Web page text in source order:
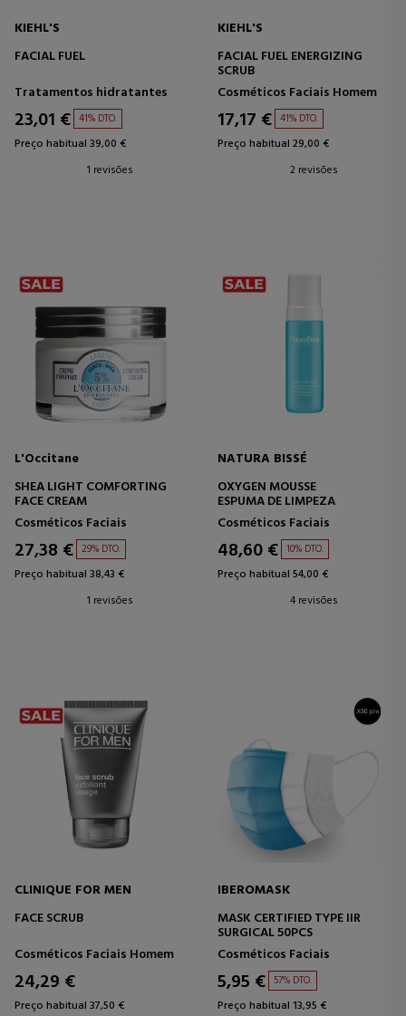
KIEHL'S
FACIAL FUEL
Tratamentos hidratantes
23,01 € 41% DTO.
Preço habitual 39,00 €
1 revisões
KIEHL'S
FACIAL FUEL ENERGIZING
SCRUB
Cosméticos Faciais Homem
17,17 € 41% DTO.
Preço habitual 29,00 €
2 revisões
L'Occitane
SHEA LIGHT COMFORTING
FACE CREAM
Cosméticos Faciais
27,38 € 29% DTO.
Preço habitual 38,43 €
1 revisões
NATURA BISSÉ
OXYGEN MOUSSE
ESPUMA DE LIMPEZA
Cosméticos Faciais
48,60 € 10% DTO.
Preço habitual 54,00 €
4 revisões
CLINIQUE FOR MEN
FACE SCRUB
Cosméticos Faciais Homem
24,29 €
Preço habitual 37,50 €
IBEROMASK
MASK CERTIFIED TYPE IIR
SURGICAL 50PCS
Cosméticos Faciais
5,95 € 57% DTO.
Preço habitual 13,95 €